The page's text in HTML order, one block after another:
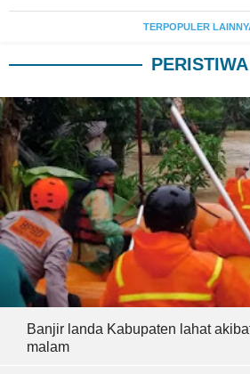
TERPOPULER
PERISTIWA
Banjir landa Kabupaten lahat
malam